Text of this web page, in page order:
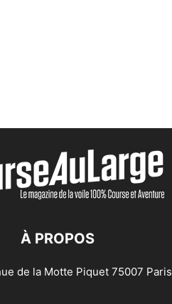
À PROPOS
de la Motte Piquet 75007 Paris